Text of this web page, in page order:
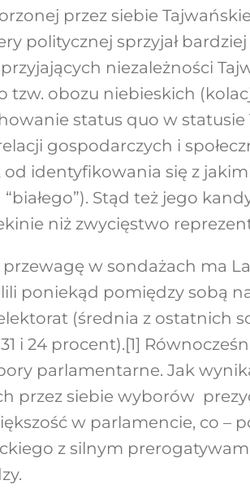
przez siebie
politycznej sprzyjał
niezależności
tzw. obozu niebieskich
status quo w
gospodarczych i
identyfikowania się z
Stąd też jego
niż zwycięstwo
w sondażach ma
poniekąd pomiędzy sobą
(średnia z ostatnich
i 24 procent).[1]
parlamentarne. Jak
przez siebie wyborów
w parlamencie, co –
z silnym